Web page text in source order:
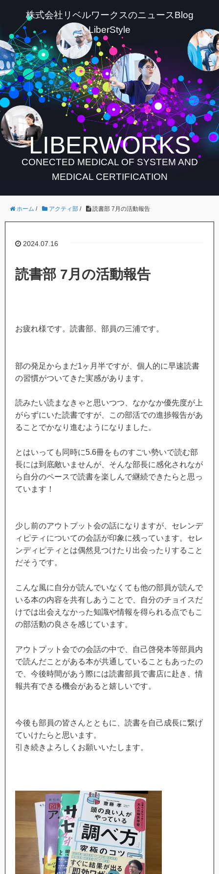
株式会社リベルワークスのニュースBlog
LiberStyle
LIBERWORKS
CONECTED MEDICAL OF SYSTEM AND
MEDICAL CERTIFICATION
ホーム / アクティ部 / 読書部 7月の活動報告
2024.07.16
読書部 7月の活動報告
お疲れ様です。読書部、部員の三浦です。
部の発足からまだ1ヶ月半ですが、個人的に早速読書
の習慣がついてきた実感があります。
読みたい読まなきゃと思いつつ、なかなか優先度が上
がらずにいた読書ですが、この部活での進捗報告があ
ることでかなり進むようになりました。
とはいっても同時に5.6冊をものすごい勢いで読む部
長には到底敵いませんが、そんな部長に感化されなが
ら自分のペースで読書を楽しんで継続できたらと思っ
ています！
少し前のアウトプット会の話になりますが、セレンデ
ィピティについての会話が印象に残っています。セレ
ンディピティとは偶然見つけたり出会ったりすること
だそうです。
こんな風に自分が読んでいなくても他の部員が読んで
いる本の内容を共有しあうことで、自分のチョイスだ
けでは出会えなかった知識や情報を得られる点でもこ
の部活動の良さを感じています。
アウトプット会での会話の中で、自己啓発本等部員内
で読んだことがある本が共通していることもあったの
で、今後時間があう際には読書部員で書店に赴き、情
報共有できる機会があると嬉しいです。
今後も部員の皆さんとともに、 読書を自己成長に繋げ
ていけたらと思います。
引き続きよろしくお願いいたします。